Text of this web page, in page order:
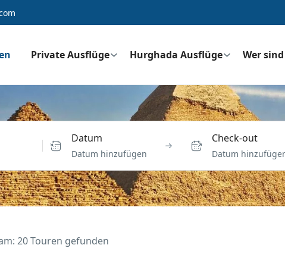
Private Ausflüge Hurghada Ausflüge Wer
Datum
Datum hinzufügen
Check-out
Datum
20 Touren gefunden